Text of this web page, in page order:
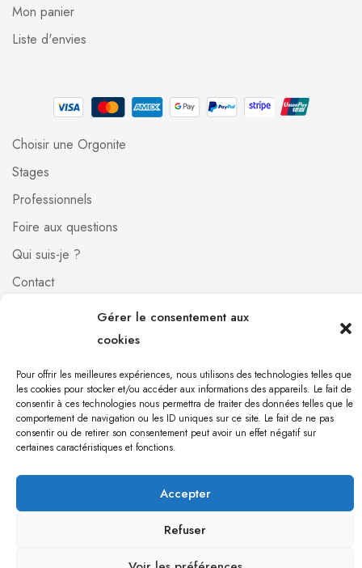
Gérer le consentement aux
cookies
Pour offrir les meilleures expériences, nous utilisons des technologies telles que
les cookies pour stocker et/ou accéder aux informations des appareils. Le fait de
consentir à ces technologies nous permettra de traiter des données telles que le
comportement de navigation ou les ID uniques sur ce site. Le fait de ne pas
consentir ou de retirer son consentement peut avoir un effet négatif sur
certaines caractéristiques et fonctions.
Accepter
Refuser
Mon panier
Liste d'envies
Choisir une Orgonite
Stages
Professionnels
Foire aux questions
Qui suis-je ?
Contact
[mailpoet_form id="1"]
Orgonite 971 © 2023 Création du site parBabel
communication